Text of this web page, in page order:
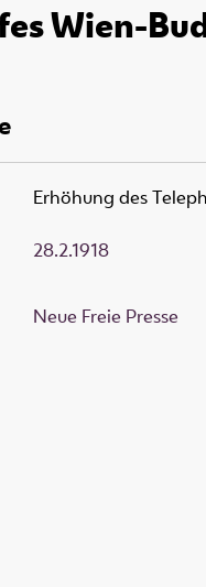
Wien-
Erhöhung des
28.2.1918
Neue Freie Presse